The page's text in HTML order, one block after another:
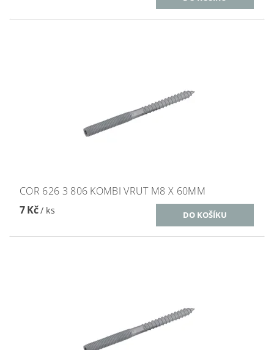
COR 626 3 806 KOMBI VRUT M8 X 60MM
7 Kč/ ks